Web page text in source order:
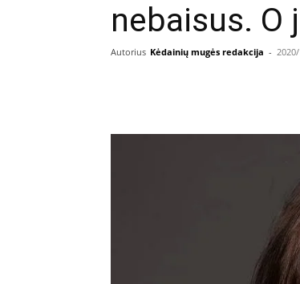
nebaisus. O
Autorius Kėdainių mugės redakcija -